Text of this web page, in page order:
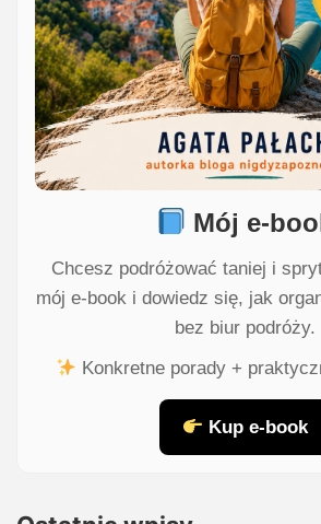
Mój e-
Chcesz podróżować taniej i
mój e-book i dowiedz się, jak
bez biur podróży.
Konkretne porady +
Kup e-book